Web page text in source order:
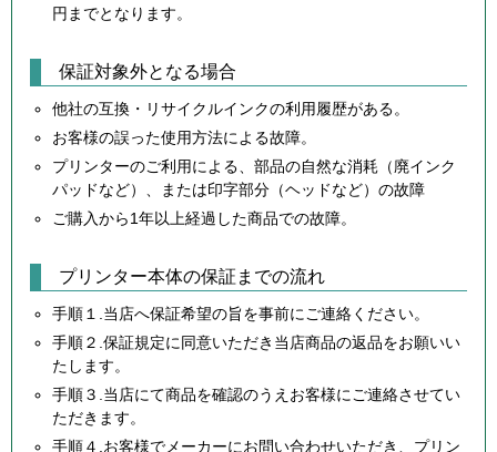
円までとなります。
保証対象外となる場合
他社の互換・リサイクルインクの利用履歴がある。
お客様の誤った使用方法による故障。
プリンターのご利用による、部品の自然な消耗（廃インク
パッドなど）、または印字部分（ヘッドなど）の故障
ご購入から1年以上経過した商品での故障。
プリンター本体の保証までの流れ
手順１.当店へ保証希望の旨を事前にご連絡ください。
手順２.保証規定に同意いただき当店商品の返品をお願いい
たします。
手順３.当店にて商品を確認のうえお客様にご連絡させてい
ただきます。
手順４.お客様でメーカーにお問い合わせいただき、プリン